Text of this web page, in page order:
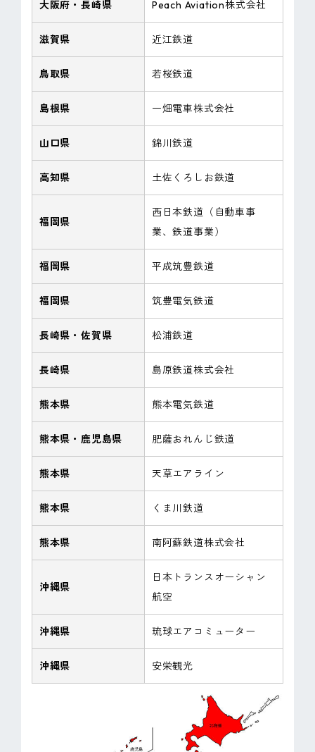
大阪府・長崎県 Peach Aviation株式会社
滋賀県 近江鉄道
鳥取県 若桜鉄道
島根県 一畑電車株式会社
山口県 錦川鉄道
高知県 土佐くろしお鉄道
福岡県
西日本鉄道（自動車事
業、鉄道事業）
福岡県 平成筑豊鉄道
福岡県 筑豊電気鉄道
長崎県・佐賀県 松浦鉄道
長崎県 島原鉄道株式会社
熊本県 熊本電気鉄道
熊本県・鹿児島県 肥薩おれんじ鉄道
熊本県 天草エアライン
熊本県 くま川鉄道
熊本県 南阿蘇鉄道株式会社
沖縄県
日本トランスオーシャン
航空
沖縄県 琉球エアコミューター
沖縄県 安栄観光